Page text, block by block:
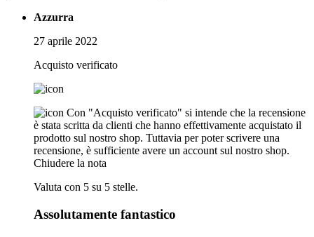
Azzurra
27 aprile 2022
Acquisto verificato
Con "Acquisto verificato" si intende che la recensione
è stata scritta da clienti che hanno effettivamente acquistato il
prodotto sul nostro shop. Tuttavia per poter scrivere una
recensione, è sufficiente avere un account sul nostro shop.
Chiudere la nota
Valuta con 5 su 5 stelle.
Assolutamente fantastico